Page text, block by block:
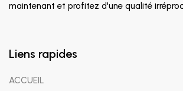
maintenant et profitez d'une qualité
Liens rapides
ACCUEIL